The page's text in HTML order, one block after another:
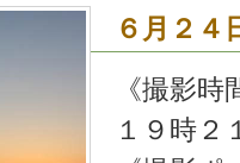
６月２４
《撮影時
１９時２